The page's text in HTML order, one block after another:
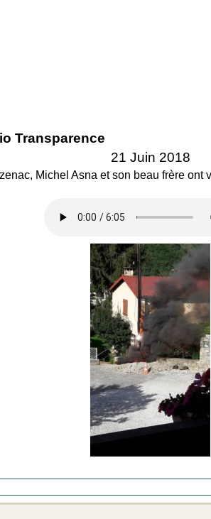
Transparence
21 Juin 2018
Michel Asna et son beau frère ont